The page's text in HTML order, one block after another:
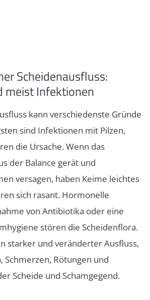
Scheidenausfluss:
meist Infektionen
kann verschiedenste Gründe
sind Infektionen mit Pilzen,
die Ursache. Wenn das
der Balance gerät und
versagen, haben Keime leichtes
sich rasant. Hormonelle
von Antibiotika oder eine
stören die Scheidenflora.
starker und veränderter Ausfluss,
Schmerzen, Rötungen und
Scheide und Schamgegend.